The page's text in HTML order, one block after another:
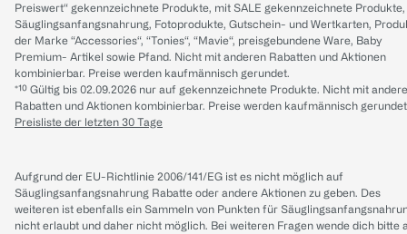
Preiswert“ gekennzeichnete Produkte, mit SALE gekennzeichnete Produkte,
Säuglingsanfangsnahrung, Fotoprodukte, Gutschein- und Wertkarten,
der Marke “Accessories“, “Tonies“, “Mavie“, preisgebundene Ware, Baby
Premium- Artikel sowie Pfand. Nicht mit anderen Rabatten und Aktionen
kombinierbar. Preise werden kaufmännisch gerundet.
*¹⁰ Gültig bis 02.09.2026 nur auf gekennzeichnete Produkte. Nicht mit
Rabatten und Aktionen kombinierbar. Preise werden kaufmännisch
Preisliste der letzten 30 Tage
Aufgrund der EU-Richtlinie 2006/141/EG ist es nicht möglich auf
Säuglingsanfangsnahrung Rabatte oder andere Aktionen zu geben. Des
weiteren ist ebenfalls ein Sammeln von Punkten für
nicht erlaubt und daher nicht möglich. Bei weiteren Fragen wende dich bitte